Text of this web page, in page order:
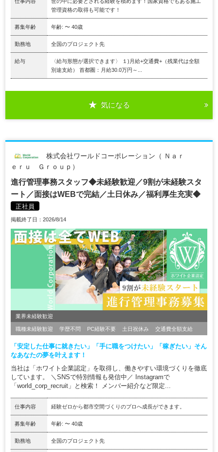
管理資格の取得も可能です！
募集年齢 年齢: 〜 40歳
勤務地 全国のプロジェクト先
給与
〈給与形態が選択できます〉 １)月給+交通費+（残業代は全額
別途支給） 首都圏：月給30.0万円～...
気になる
株式会社ワールドコーポレーション（ Ｎａｒ
ｅｒｕ Ｇｒｏｕｐ）
進行管理事務スタッフ◆未経験歓迎／9割が未経験スタ
ート／面接はWEBで完結／土日休み／福利厚生充実◆
正社員
掲載終了日：2026/8/14
業界未経験歓迎
職種未経験歓迎 学歴不問 PC経験不要 土日祝休み 交通費全額支給
「安定した仕事に就きたい」「手に職をつけたい」「稼ぎたい」そん
なあなたの夢を叶えます！
当社は「ホワイト企業認定」を取得し、働きやすい環境づくりを徹底
しています。 ＼SNSで特別情報も発信中／ Instagramで
「world_corp_recruit」と検索！ メンバー紹介など限定...
仕事内容 経験ゼロから都市空間づくりのプロへ成長ができます。
募集年齢 年齢: 〜 40歳
勤務地 全国のプロジェクト先